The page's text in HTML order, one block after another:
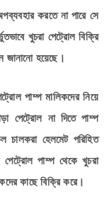
করতে না পারে সে
খুচরা পেট্রোল বিক্রি
জানানো হয়েছে।
পাম্প মালিকদের নিয়ে
পেট্রোল না দিতে পাম্প
চালকরা হেলমেট পরিহিত
পাম্প থেকে খুচরা
কাছে বিক্রি করে।